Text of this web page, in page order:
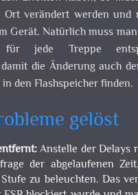
verändert werden und
Gerät. Natürlich muss
jede Treppe
die Änderung auch
den Flashspeicher finden.
gelöst
Anstelle der Delays
der abgelaufenen
zu beleuchten. Das